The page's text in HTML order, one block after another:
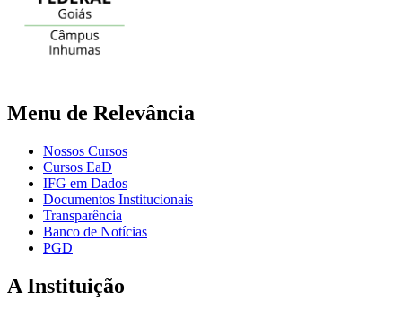
Menu de Relevância
Nossos Cursos
Cursos EaD
IFG em Dados
Documentos Institucionais
Transparência
Banco de Notícias
PGD
A Instituição